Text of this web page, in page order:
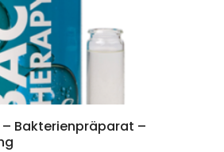
Bakterienpräparat –